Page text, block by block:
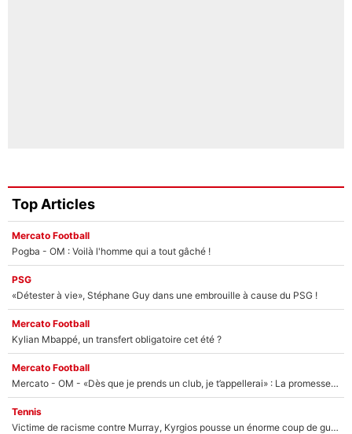
Top Articles
Mercato Football
Pogba - OM : Voilà l'homme qui a tout gâché !
PSG
«Détester à vie», Stéphane Guy dans une embrouille à cause du PSG !
Mercato Football
Kylian Mbappé, un transfert obligatoire cet été ?
Mercato Football
Mercato - OM - «Dès que je prends un club, je t’appellerai» : La promesse de Marcelino au moment de claquer la porte
Tennis
Victime de racisme contre Murray, Kyrgios pousse un énorme coup de gueule !